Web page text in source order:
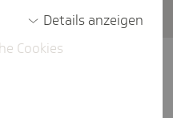
zur bAV sind
Euro (2026)
Details anzeigen
Cookies